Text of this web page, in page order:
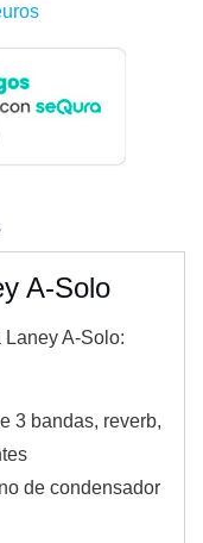
A-Solo
A-Solo:
3 bandas, reverb,
de condensador